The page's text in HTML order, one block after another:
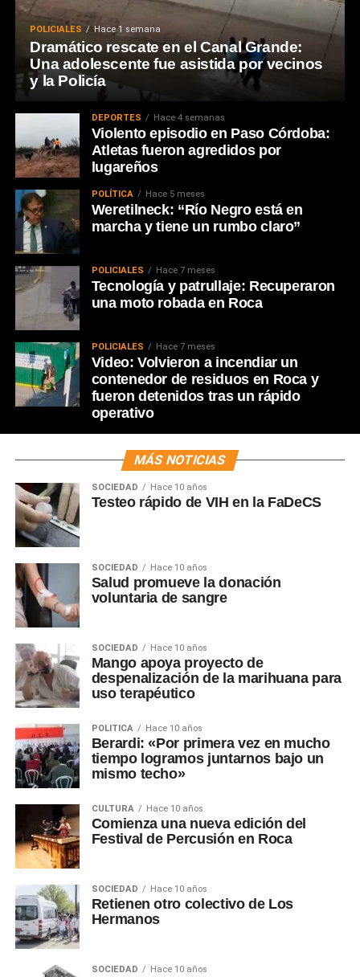
POLICIALES Hace 1 semana
Dramático rescate en el Canal Grande:
Una adolescente fue asistida por vecinos
y la Policía
DEPORTES Hace 4 semanas
Violento episodio en Paso Córdoba:
Atletas fueron agredidos por
lugareños
POLÍTICA Hace 5 meses
Weretilneck: “Río Negro está en
marcha y tiene un rumbo claro”
POLICIALES Hace 7 meses
Tecnología y patrullaje: Recuperaron
una moto robada en Roca
POLICIALES Hace 7 meses
Video: Volvieron a incendiar un
contenedor de residuos en Roca y
fueron detenidos tras un rápido
operativo
MÁS NOTICIAS
SOCIEDAD Hace 10 años
Testeo rápido de VIH en la FaDeCS
SOCIEDAD Hace 10 años
Salud promueve la donación
voluntaria de sangre
SOCIEDAD Hace 10 años
Mango apoya proyecto de
despenalización de la marihuana para
uso terapéutico
POLÍTICA Hace 10 años
Berardi: «Por primera vez en mucho
tiempo logramos juntarnos bajo un
mismo techo»
CULTURA Hace 10 años
Comienza una nueva edición del
Festival de Percusión en Roca
SOCIEDAD Hace 10 años
Retienen otro colectivo de Los
Hermanos
SOCIEDAD Hace 10 años